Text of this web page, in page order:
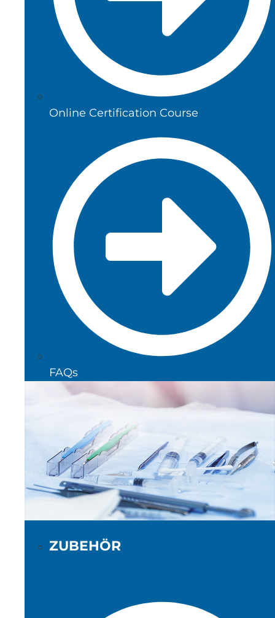
Online Certification Course
FAQs
ZUBEHÖR